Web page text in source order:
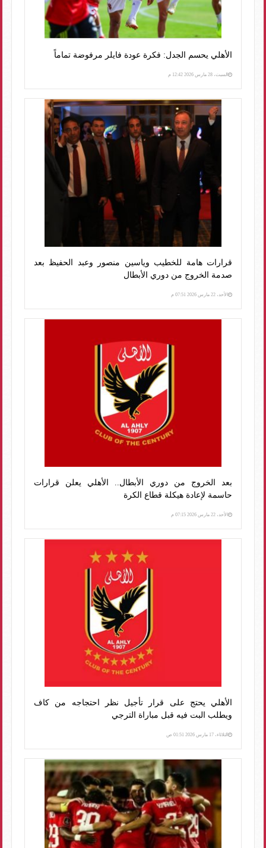
الأهلي يحسم الجدل: فكرة عودة فايلر مرفوضة تماماً
السبت، 28 مارس 2026 12:42 م
قرارات هامة للخطيب وياسين منصور وعبد الحفيظ بعد
صدمة الخروج من دوري الأبطال
الأحد، 22 مارس 2026 07:51 م
بعد الخروج من دوري الأبطال.. الأهلي يعلن قرارات
حاسمة لإعادة هيكلة قطاع الكرة
الأحد، 22 مارس 2026 07:15 م
الأهلي يحتج على قرار تأجيل نظر احتجاجه من كاف
ويطلب البت فيه قبل مباراة الترجي
الثلاثاء، 17 مارس 2026 01:51 ص